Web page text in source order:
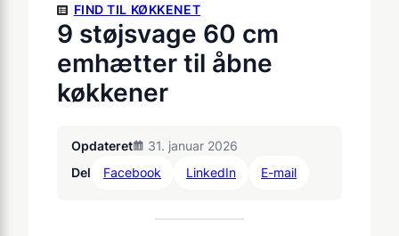
FIND TIL KØKKENET
9 støjsvage 60 cm
emhætter til åbne
køkkener
Opdateret
31. januar 2026
Del
Facebook LinkedIn E-mail